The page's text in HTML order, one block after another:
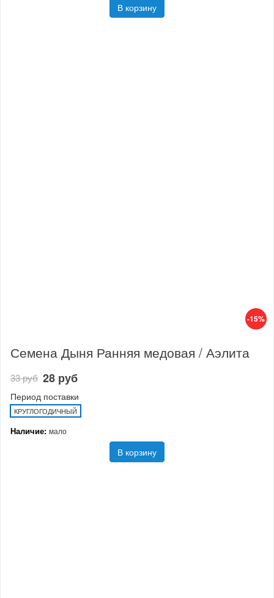
В корзину
-15%
Семена Дыня Ранняя медовая / Аэлита
33 руб 28 руб
Период поставки
КРУГЛОГОДИЧНЫЙ
Наличие: мало
В корзину